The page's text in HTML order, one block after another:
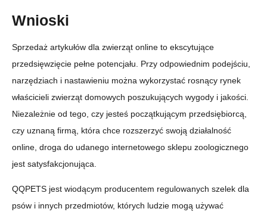
Wnioski
Sprzedaż artykułów dla zwierząt online to ekscytujące
przedsięwzięcie pełne potencjału. Przy odpowiednim podejściu,
narzędziach i nastawieniu można wykorzystać rosnący rynek
właścicieli zwierząt domowych poszukujących wygody i jakości.
Niezależnie od tego, czy jesteś początkującym przedsiębiorcą,
czy uznaną firmą, która chce rozszerzyć swoją działalność
online, droga do udanego internetowego sklepu zoologicznego
jest satysfakcjonująca.
QQPETS jest wiodącym producentem regulowanych szelek dla
psów i innych przedmiotów, których ludzie mogą używać